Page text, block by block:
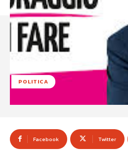
POLITICA
Facebook Twitter